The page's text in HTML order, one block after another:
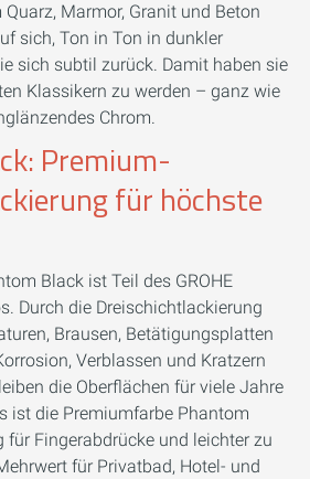
Marmor, Granit und Beton
sich, Ton in Ton in dunkler
sich subtil zurück. Damit haben sie
Klassikern zu werden – ganz wie
Chrom.
Premium-
für höchste
Black ist Teil des GROHE
Durch die Dreischichtlackierung
Brausen, Betätigungsplatten
Verblassen und Kratzern
die Oberflächen für viele Jahre
ist die Premiumfarbe Phantom
für Fingerabdrücke und leichter zu
für Privatbad, Hotel- und